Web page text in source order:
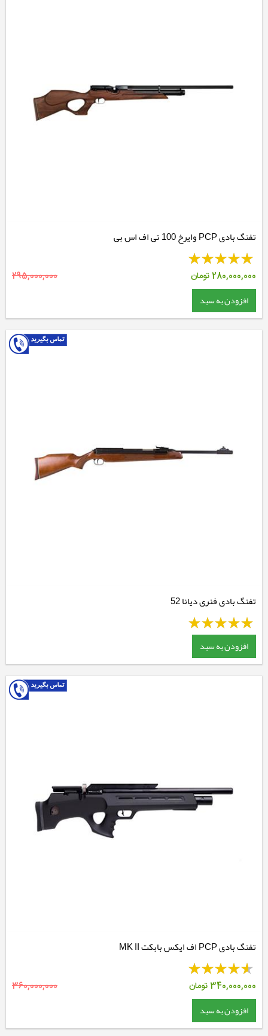
تفنگ بادی PCP وایرخ 100 تی اف اس بی
280,000,000تومان 295,000,000
افزودن به سبد
تفنگ بادی فنری دیانا 52
افزودن به سبد
تفنگ بادی PCP اف ایکس بابکت MK II
340,000,000تومان 360,000,000
افزودن به سبد